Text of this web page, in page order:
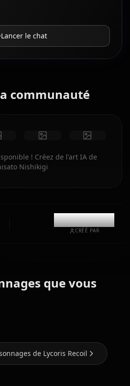
Lancer le chat
communauté
! Créez de l'art IA de
Nishikigi
@kinayymon
CRÉÉ PAR
que vous
Two
de Lycoris Recoil